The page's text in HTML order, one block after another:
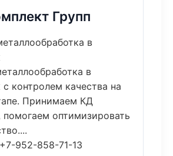
Групп
в
в
с контролем качества на
Принимаем КД
помогаем оптимизировать
+7-952-858-71-13